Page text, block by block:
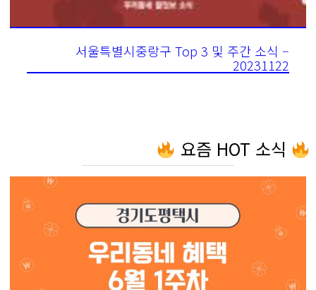
서울특별시중랑구 Top 3 및 주간 소식 –
20231122
요즘 HOT 소식